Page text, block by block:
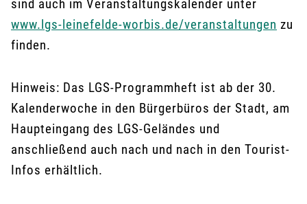
sind auch im Veranstaltungskalender unter
www.lgs-leinefelde-worbis.de/veranstaltungen zu
finden.
Hinweis: Das LGS-Programmheft ist ab der 30.
Kalenderwoche in den Bürgerbüros der Stadt, am
Haupteingang des LGS-Geländes und
anschließend auch nach und nach in den Tourist-
Infos erhältlich.